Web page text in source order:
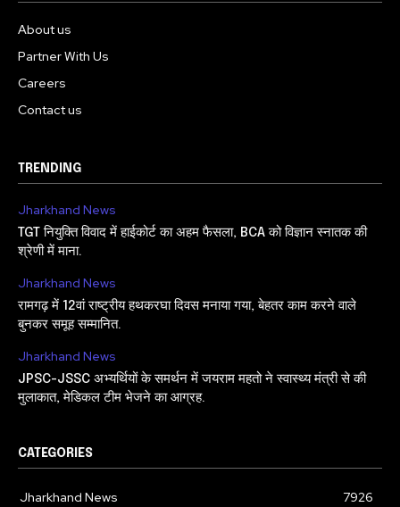
About us
Partner With Us
Careers
Contact us
TRENDING
Jharkhand News
TGT नियुक्ति विवाद में हाईकोर्ट का अहम फैसला, BCA को विज्ञान स्नातक की
श्रेणी में माना.
Jharkhand News
रामगढ़ में 12वां राष्ट्रीय हथकरघा दिवस मनाया गया, बेहतर काम करने वाले
बुनकर समूह सम्मानित.
Jharkhand News
JPSC-JSSC अभ्यर्थियों के समर्थन में जयराम महतो ने स्वास्थ्य मंत्री से की
मुलाकात, मेडिकल टीम भेजने का आग्रह.
CATEGORIES
Jharkhand News
7926